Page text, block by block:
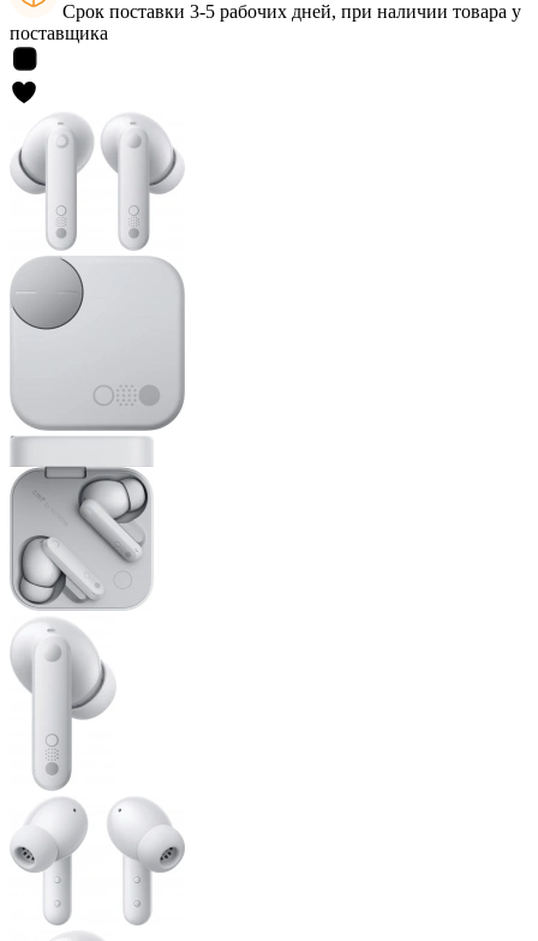
Срок поставки 3-5 рабочих дней, при наличии товара у
поставщика